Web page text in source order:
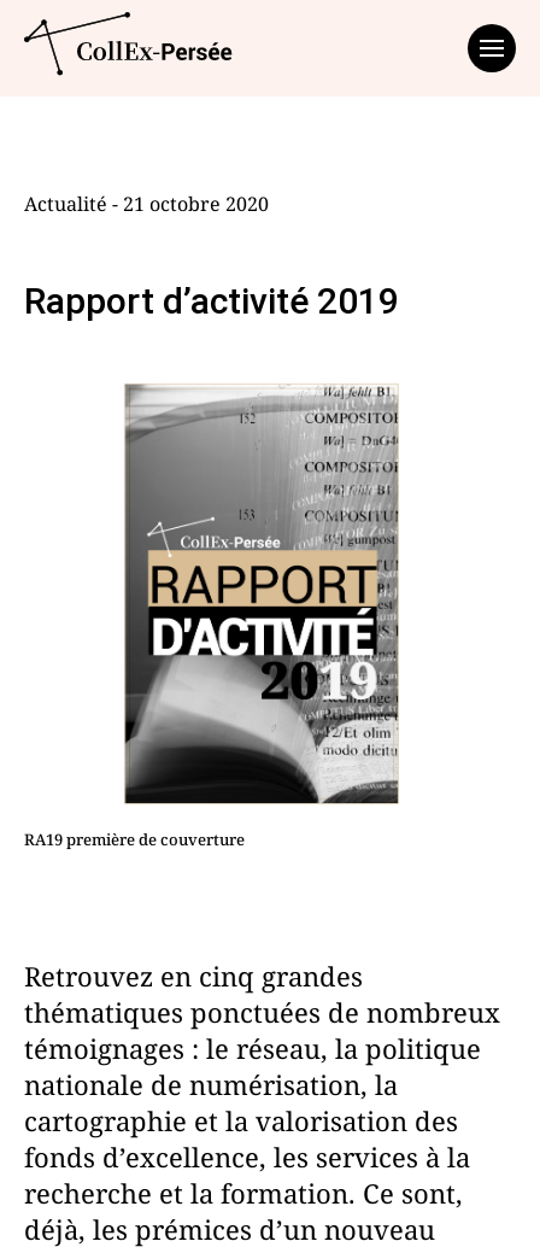
RA19 première de couverture
Actualité - 21 octobre 2020
Rapport d’activité 2019
Retrouvez en cinq grandes
thématiques ponctuées de nombreux
témoignages : le réseau, la politique
nationale de numérisation, la
cartographie et la valorisation des
fonds d’excellence, les services à la
recherche et la formation. Ce sont,
déjà, les prémices d’un nouveau